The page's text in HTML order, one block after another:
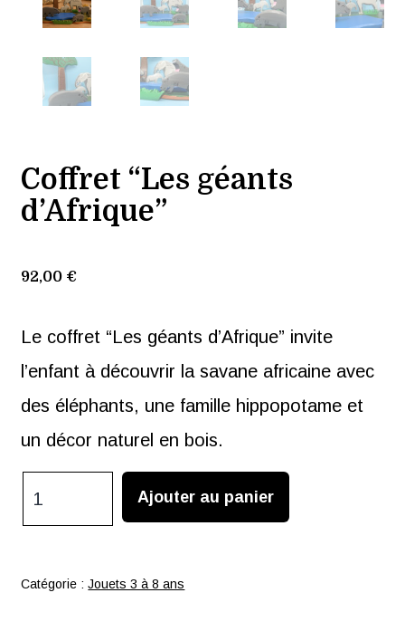
Coffret “Les géants
d’Afrique”
92,00 €
Le coffret “Les géants d’Afrique” invite
l’enfant à découvrir la savane africaine avec
des éléphants, une famille hippopotame et
un décor naturel en bois.
“Les
Ajouter au panier
Catégorie :Jouets 3 à 8 ans